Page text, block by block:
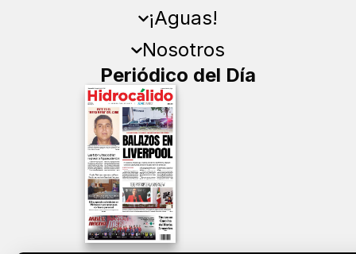
¡Aguas!
Nosotros
Periódico del Día